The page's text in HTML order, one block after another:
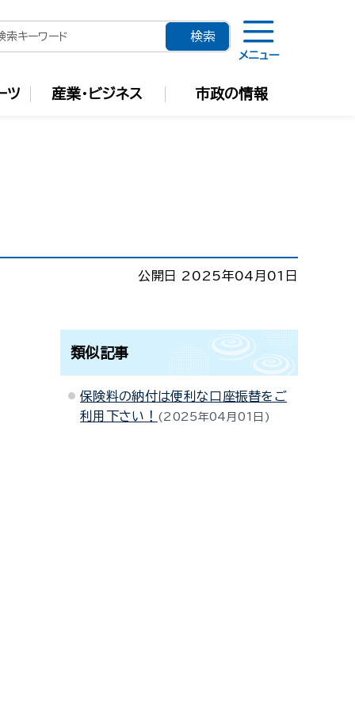
メニュー
ツ 産業・ビジネス 市政の情報
公開日 2025年04月01日
類似記事
保険料の納付は便利な口座振替をご
利用下さい！
2025年04月01日